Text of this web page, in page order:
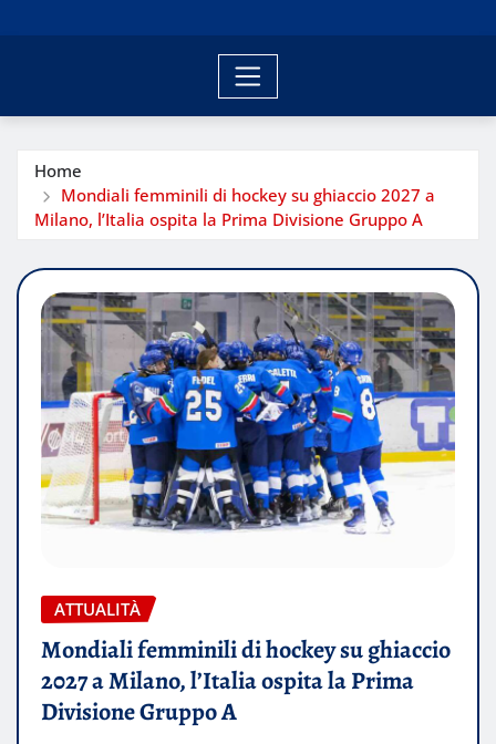
Home
Mondiali femminili di hockey su ghiaccio 2027 a
Milano, l’Italia ospita la Prima Divisione Gruppo A
ATTUALITÀ
Mondiali femminili di hockey su ghiaccio
2027 a Milano, l’Italia ospita la Prima
Divisione Gruppo A